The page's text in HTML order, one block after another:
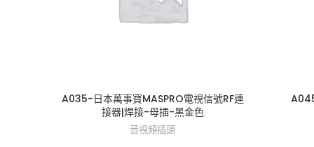
A035-日本萬事寶MASPRO電視信號RF連
接器|焊接-母插-黑金色
音視頻插頭